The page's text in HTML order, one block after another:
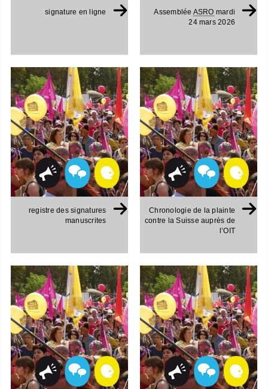
signature en ligne Assemblée ASRO mardi
24 mars 2026
registre des signatures
manuscrites
Chronologie de la plainte
contre la Suisse auprès de
l’OIT